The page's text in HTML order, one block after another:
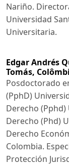
Nariño.
Universidad
Universitaria.
Edgar Andrés
Tomás,
Posdoctorado
(PphD)
Derecho
Derecho (Phd)
Derecho
Colombia.
Protección